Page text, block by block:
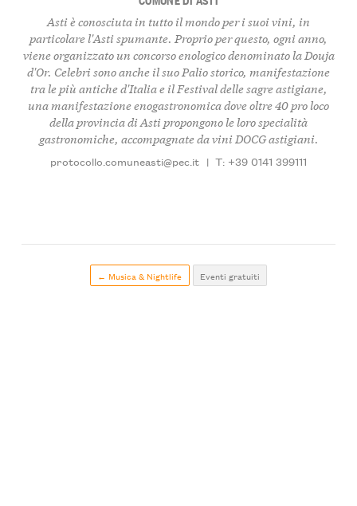
Asti è conosciuta in tutto il mondo per i suoi vini, in
particolare l'Asti spumante. Proprio per questo, ogni anno,
viene organizzato un concorso enologico denominato la Douja
d'Or. Celebri sono anche il suo Palio storico, manifestazione
tra le più antiche d'Italia e il Festival delle sagre astigiane,
una manifestazione enogastronomica dove oltre 40 pro loco
della provincia di Asti propongono le loro specialità
gastronomiche, accompagnate da vini DOCG astigiani.
protocollo.comuneasti@pec.it | T: +39 0141 399111
← Musica & Nightlife Eventi gratuiti